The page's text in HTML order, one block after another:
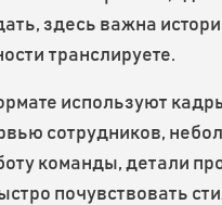
здесь важна
транслируете.
используют
сотрудников,
команды, детали
почувствовать